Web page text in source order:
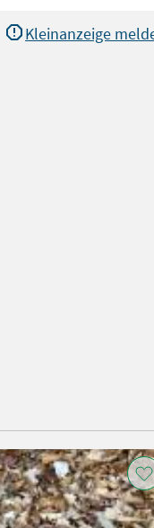
Kleinanzeige